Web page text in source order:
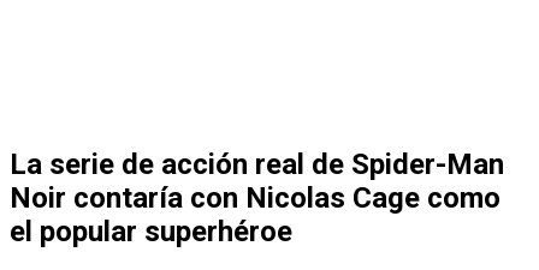
La serie de acción real de Spider-Man
Noir contaría con Nicolas Cage como
el popular superhéroe